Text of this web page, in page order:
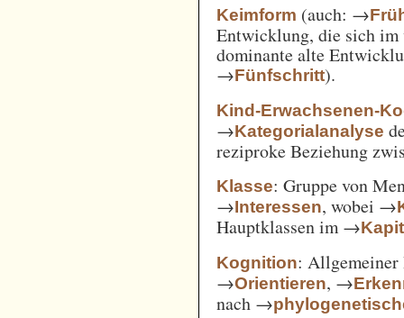
Keimform (auch: →
Entwicklung, die sich im
dominante alte
→Fünfschritt).
Kind-Erwachsenen-
→Kategorialanalyse
reziproke Beziehung
Klasse: Gruppe von
→Interessen, wobei →
Hauptklassen im →
Kognition: Allgemeiner
→Orientieren, →
nach →